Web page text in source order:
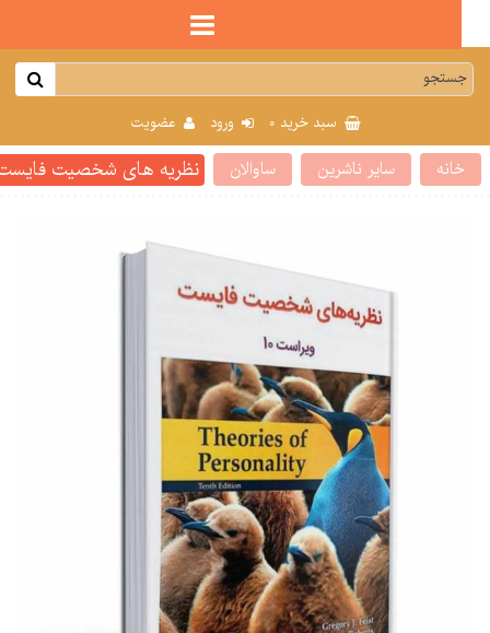
سبد خرید0 ورود عضویت
سایر ناشرین ساوالان نظریه های شخصیت فایست